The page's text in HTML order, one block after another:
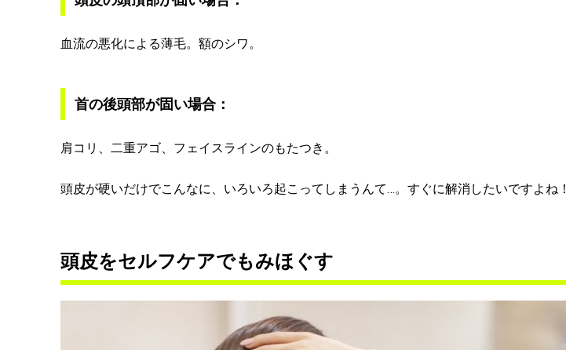
血流の悪化による薄毛。額のシワ。
首の後頭部が固い場合：
肩コリ、二重アゴ、フェイスラインのもたつき。
頭皮が硬いだけでこんなに、いろいろ起こってしまうんて…。すぐに解消したいですよね！
頭皮をセルフケアでもみほぐす